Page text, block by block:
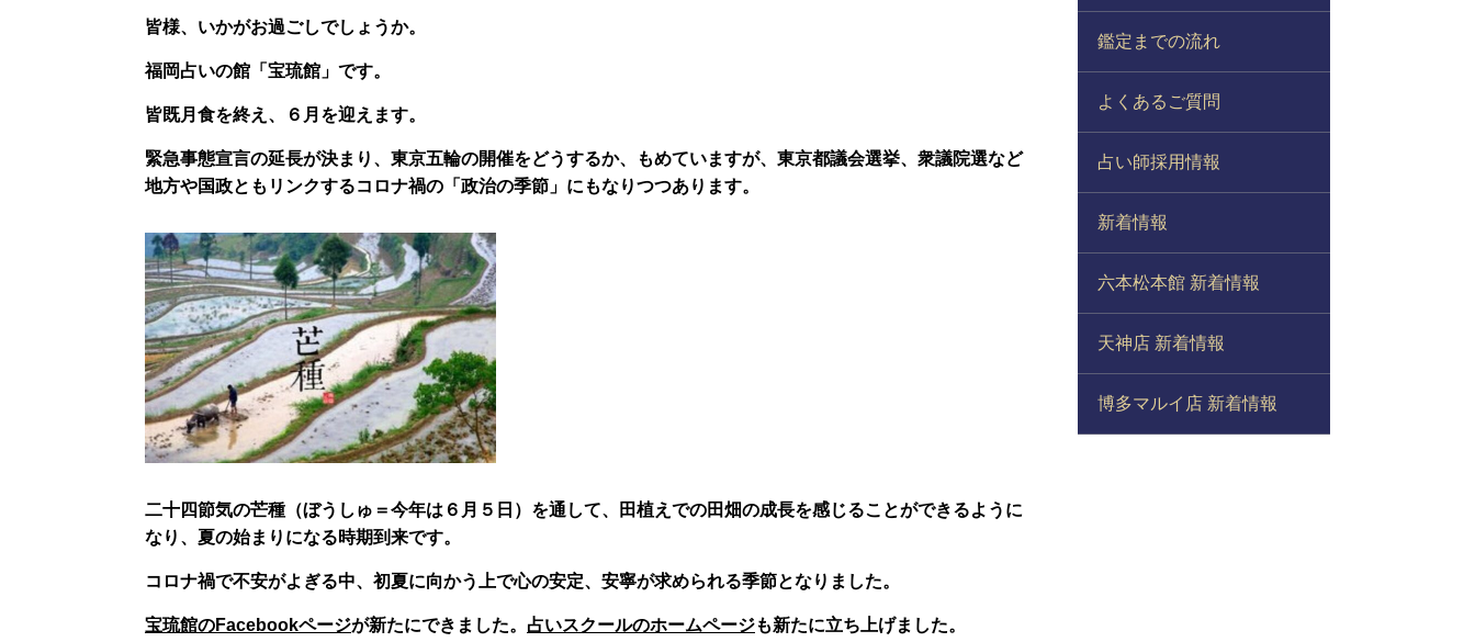
皆様、いかがお過ごしでしょうか。
福岡占いの館「宝琉館」です。
皆既月食を終え、６月を迎えます。
緊急事態宣言の延長が決まり、東京五輪の開催をどうするか、もめていますが、東京都議会選挙、衆議院選など
地方や国政ともリンクするコロナ禍の「政治の季節」にもなりつつあります。
二十四節気の芒種（ぼうしゅ＝今年は６月５日）を通して、田植えでの田畑の成長を感じることができるように
なり、夏の始まりになる時期到来です。
コロナ禍で不安がよぎる中、初夏に向かう上で心の安定、安寧が求められる季節となりました。
宝琉館のFacebookページが新たにできました。 占いスクールのホームページも新たに立ち上げました。
鑑定までの流れ
よくあるご質問
占い師採用情報
新着情報
六本松本館 新着情報
天神店 新着情報
博多マルイ店 新着情報